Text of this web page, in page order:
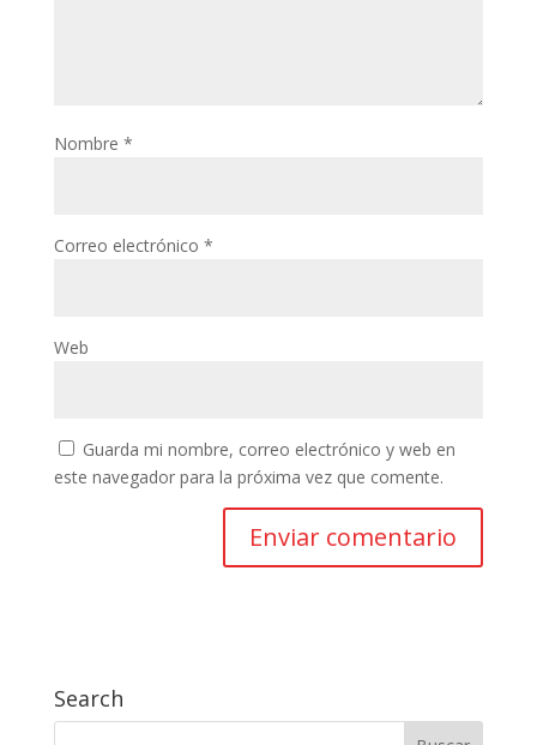
Nombre *
Correo electrónico *
Web
Guarda mi nombre, correo electrónico y web en
este navegador para la próxima vez que comente.
Search